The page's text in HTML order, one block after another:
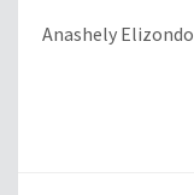
Anashely Elizondo